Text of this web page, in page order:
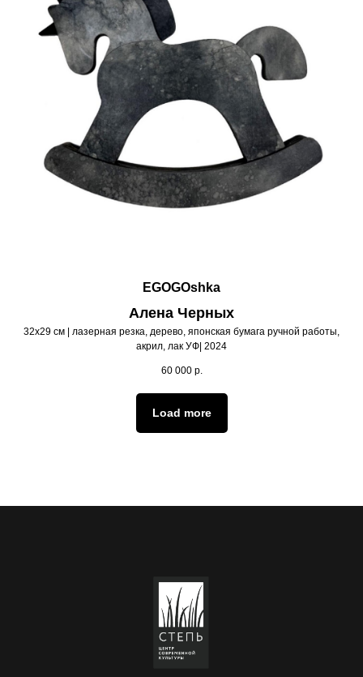
EGOGOshka
Алена Черных
32х29 см | лазерная резка, дерево, японская бумага ручной работы,
акрил, лак УФ| 2024
60 000 р.
Load more